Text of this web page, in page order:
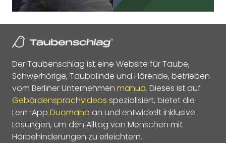
Der Taubenschlag ist eine Website für Taube,
Schwerhörige, Taubblinde und Hörende, betrieben
vom Berliner Unternehmen manua. Dieses ist auf
Gebärdensprachvideos spezialisiert, bietet die
Lern-App Duomano an und entwickelt inklusive
Lösungen, um den Alltag von Menschen mit
Hörbehinderungen zu erleichtern.